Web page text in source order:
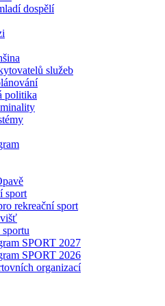
dospělí
služeb
politika
sport
rekreační sport
SPORT 2027
SPORT 2026
organizací